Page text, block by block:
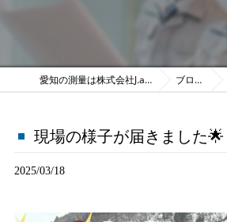
愛知の測量は株式会社J.ace ブログ
現場の様子が届きました🌟
2025/03/18